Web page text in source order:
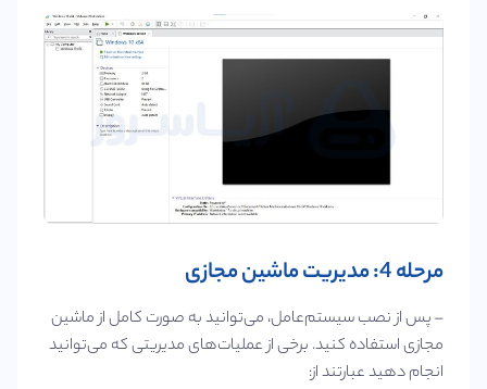
مرحله 4: مدیریت ماشین مجازی
– پس از نصب سیستم‌عامل، می‌توانید به صورت کامل از ماشین
مجازی استفاده کنید. برخی از عملیات‌های مدیریتی که می‌توانید
انجام دهید عبارتند از: